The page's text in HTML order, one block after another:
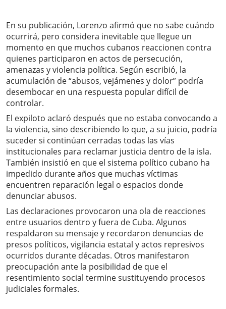
En su publicación, Lorenzo afirmó que no sabe cuándo
ocurrirá, pero considera inevitable que llegue un
momento en que muchos cubanos reaccionen contra
quienes participaron en actos de persecución,
amenazas y violencia política. Según escribió, la
acumulación de “abusos, vejámenes y dolor” podría
desembocar en una respuesta popular difícil de
controlar.
El expiloto aclaró después que no estaba convocando a
la violencia, sino describiendo lo que, a su juicio, podría
suceder si continúan cerradas todas las vías
institucionales para reclamar justicia dentro de la isla.
También insistió en que el sistema político cubano ha
impedido durante años que muchas víctimas
encuentren reparación legal o espacios donde
denunciar abusos.
Las declaraciones provocaron una ola de reacciones
entre usuarios dentro y fuera de Cuba. Algunos
respaldaron su mensaje y recordaron denuncias de
presos políticos, vigilancia estatal y actos represivos
ocurridos durante décadas. Otros manifestaron
preocupación ante la posibilidad de que el
resentimiento social termine sustituyendo procesos
judiciales formales.